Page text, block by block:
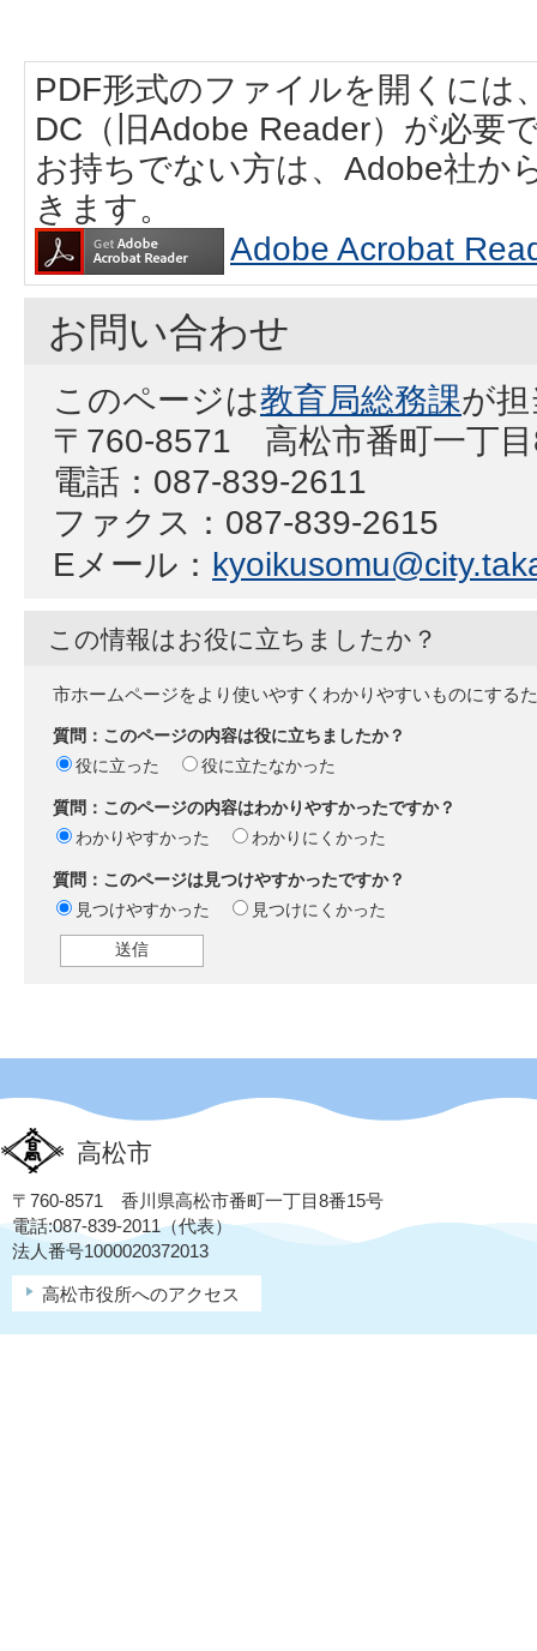
PDF形式のファイルを開くには
DC（旧Adobe Reader）が必要
お持ちでない方は、Adobe社か
きます。
Adobe Acrobat
お問い合わせ
このページは教育局総務課が
〒760-8571 高松市番町一丁
電話：087-839-2611
ファクス：087-839-2615
Eメール：
この情報はお役に立ちましたか？
市ホームページをより使いやすくわかりやすいものにする
質問：このページの内容は役に立ちましたか？
役に立った
役に立たなかった
質問：このページの内容はわかりやすかったですか？
わかりやすかった
わかりにくかった
質問：このページは見つけやすかったですか？
見つけやすかった
見つけにくかった
高松市
〒760-8571 香川県高松市番町一丁目8番15号
電話:087-839-2011（代表）
法人番号1000020372013
高松市役所へのアクセス